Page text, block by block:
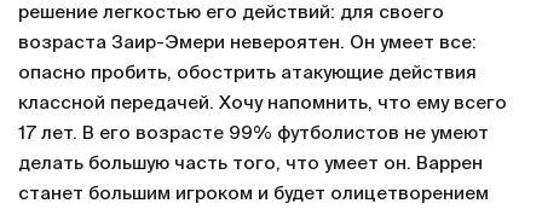
решение легкостью его действий: для своего
возраста Заир-Эмери невероятен. Он умеет все:
опасно пробить, обострить атакующие действия
классной передачей. Хочу напомнить, что ему всего
17 лет. В его возрасте 99% футболистов не умеют
делать большую часть того, что умеет он. Варрен
станет большим игроком и будет олицетворением